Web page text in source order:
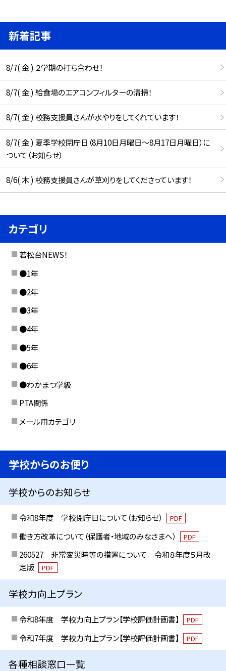
新着記事
8/7( 金 ) ２学期の打ち合わせ！
8/7( 金 ) 給食場のエアコンフィルターの清掃！
8/7( 金 ) 校務支援員さんが水やりをしてくれています！
8/7( 金 ) 夏季学校閉庁日（8月10日月曜日～8月17日月曜日）に
ついて（お知らせ）
8/6( 木 ) 校務支援員さんが草刈りをしてくださっています！
カテゴリ
若松台NEWS！
●1年
●2年
●3年
●4年
●5年
●6年
●わかまつ学級
PTA関係
メール用カテゴリ
学校からのお便り
学校からのお知らせ
令和8年度 学校閉庁日について（お知らせ） PDF
働き方改革について（保護者・地域のみなさまへ） PDF
260527 非常変災時等の措置について 令和８年度５月改
定版
PDF
学校力向上プラン
令和8年度 学校力向上プラン【学校評価計画書】 PDF
令和7年度 学校力向上プラン【学校評価計画書】 PDF
各種相談窓口一覧